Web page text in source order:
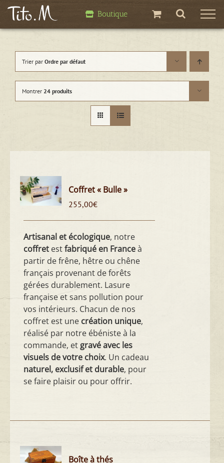
Passer
Boutique
Trier par Ordre par défaut
Montrer 24 produits
Coffret « Bulle »
255,00€
Artisanal et écologique, notre
coffret estfabriqué en Franceà
partir de frêne, hêtre ou chêne
français provenant de forêts
gérées durablement. Lasure
française et sans pollution pour
vos intérieurs. Chacun de nos
coffret est une création unique,
réalisé par notre ébéniste à la
commande, et gravé avec les
visuels de votre choix. Un cadeau
naturel, exclusif et durable, pour
se faire plaisir ou pour offrir.
Boîte à thés